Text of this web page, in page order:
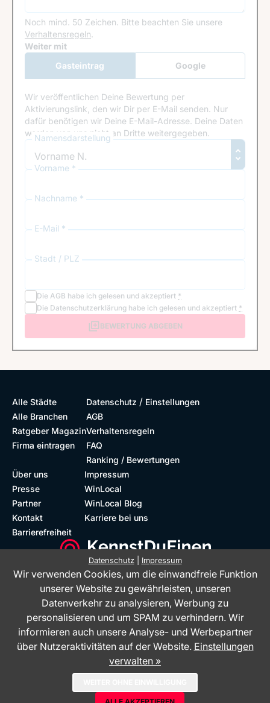
Noch mind. 50 Zeichen. Bitte beachten Sie unsere
Verhaltensregeln.
Google Recaptcha
Weiter mit
Gasteintrag
Google
Anmeldung
Wir veröffentlichen Deine Bewertung per
Aktivierungslink, den wir Dir per E-Mail senden. Nur
dafür benötigen wir Deine E-Mail-Adresse. Deine Daten
werden von uns nicht an Dritte weitergegeben.
Namensdarstellung
Vorname *
Nachname *
E-Mail *
Stadt / PLZ
Die AGB habe ich gelesen und akzeptiert *
Die Datenschutzerklärung habe ich gelesen und akzeptiert *
BEWERTUNG ABGEBEN
Alle Städte
Alle Branchen
Ratgeber Magazin
Firma eintragen
Datenschutz / Einstellungen
AGB
Verhaltensregeln
FAQ
Ranking / Bewertungen
Über uns
Presse
Partner
Kontakt
Barrierefreiheit
Impressum
WinLocal
WinLocal Blog
Karriere bei uns
GmbH - © 2026
Datenschutz| Impressum
Wir verwenden Cookies, um die einwandfreie Funktion
unserer Website zu gewährleisten, unseren
Datenverkehr zu analysieren, Werbung zu
personalisieren und um SPAM zu verhindern. Wir
informieren auch unsere Analyse- und Werbepartner
über Nutzeraktivitäten auf der Website. Einstellungen
verwalten »